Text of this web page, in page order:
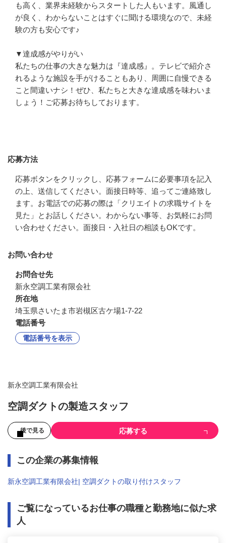
も高く、業界未経験からスタートした人もいます。風通し
が良く、わからないことはすぐに聞ける環境なので、未経
験の方も安心です♪
▼達成感がやりがい
私たちの仕事の大きな魅力は『達成感』。テレビで紹介さ
れるような施設を手がけることもあり、周囲に自慢できる
こと間違いナシ！ぜひ、私たちと大きな達成感を味わいま
しょう！ご応募お待ちしております。
応募方法
応募ボタンをクリックし、応募フォームに必要事項を記入
の上、送信してください。面接日時等、追ってご連絡致し
ます。お電話での応募の際は「クリエイトの求職サイトを
見た」とお話しください。わからない事等、お気軽にお問
い合わせください。面接日・入社日の相談もOKです。
お問い合わせ
お問合せ先
新永空調工業有限会社
所在地
埼玉県さいたま市岩槻区古ケ場1-7-22
電話番号
電話番号を表示
新永空調工業有限会社
空調ダクトの製造スタッフ
後で見る 応募する
この企業の募集情報
新永空調工業有限会社| 空調ダクトの取り付けスタッフ
ご覧になっているお仕事の職種と勤務地に似た求
人